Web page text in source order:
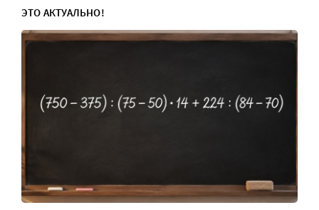
ЭТО АКТУАЛЬНО!